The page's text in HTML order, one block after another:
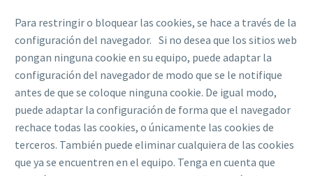
Para restringir o bloquear las cookies, se hace a través de la
configuración del navegador. Si no desea que los sitios web
pongan ninguna cookie en su equipo, puede adaptar la
configuración del navegador de modo que se le notifique
antes de que se coloque ninguna cookie. De igual modo,
puede adaptar la configuración de forma que el navegador
rechace todas las cookies, o únicamente las cookies de
terceros. También puede eliminar cualquiera de las cookies
que ya se encuentren en el equipo. Tenga en cuenta que